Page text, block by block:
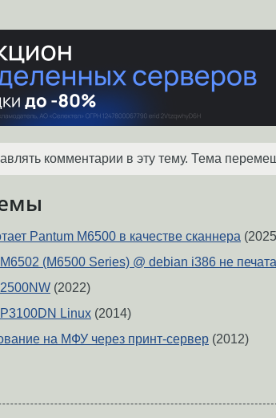
комментарии в эту тему. Тема
Pantum M6500 в качестве сканнера
(M6500 Series) @ debian i386 не
(2022)
Linux (2014)
на МФУ через принт-сервер (2012)